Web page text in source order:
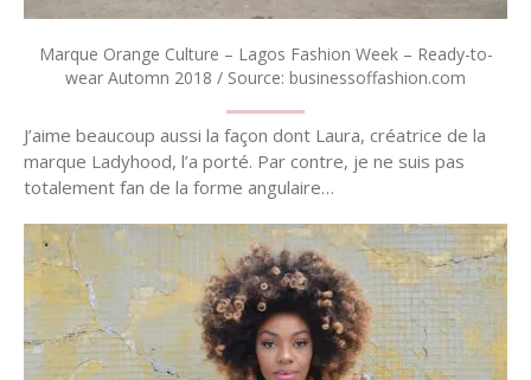
Marque Orange Culture – Lagos Fashion Week – Ready-to-
wear Automn 2018 / Source: businessoffashion.com
J’aime beaucoup aussi la façon dont Laura, créatrice de la
marque Ladyhood, l’a porté. Par contre, je ne suis pas
totalement fan de la forme angulaire…